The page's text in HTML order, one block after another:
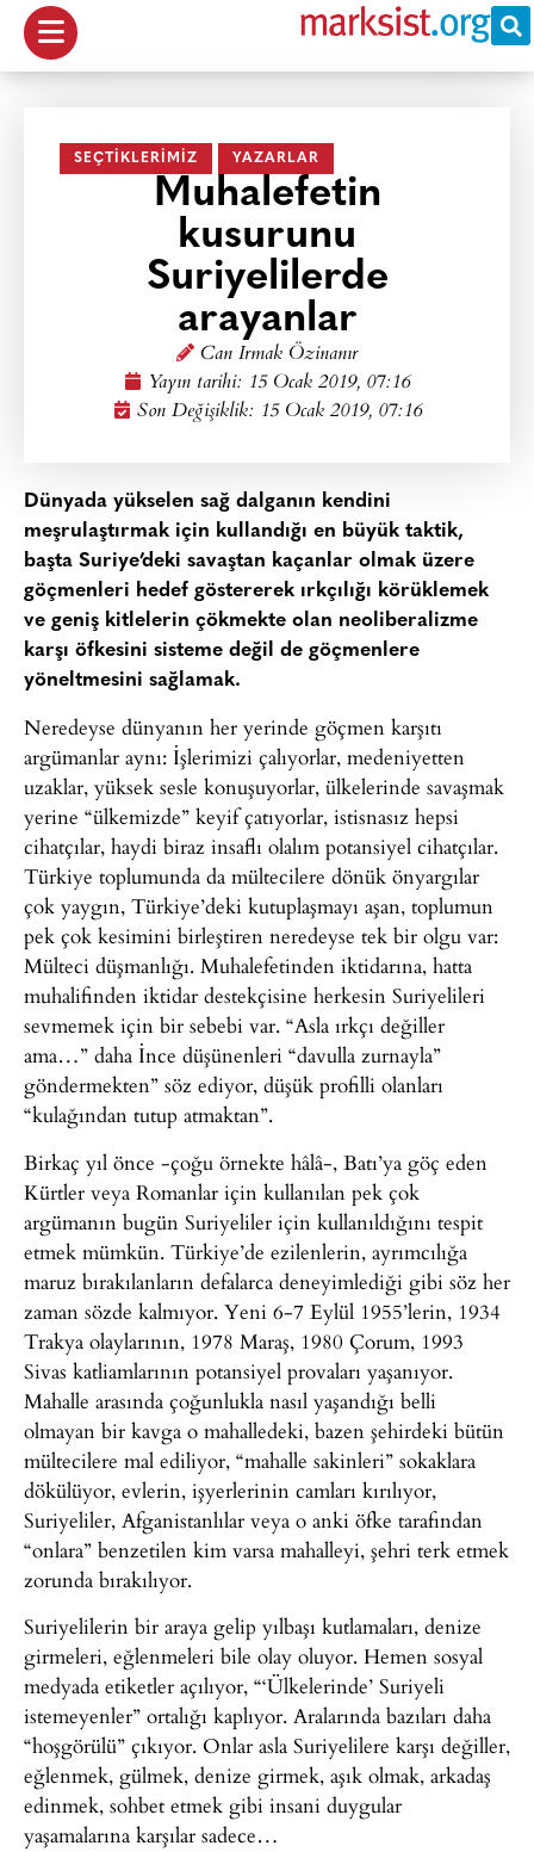
SEÇTIKLERIMIZ YAZARLAR
Muhalefetin
kusurunu
Suriyelilerde
arayanlar
Can Irmak Özinanır
Yayın tarihi: 15 Ocak 2019, 07:16
Son Değişiklik: 15 Ocak 2019, 07:16
Dünyada yükselen sağ dalganın kendini
meşrulaştırmak için kullandığı en büyük taktik,
başta Suriye’deki savaştan kaçanlar olmak üzere
göçmenleri hedef göstererek ırkçılığı körüklemek
ve geniş kitlelerin çökmekte olan neoliberalizme
karşı öfkesini sisteme değil de göçmenlere
yöneltmesini sağlamak.
Neredeyse dünyanın her yerinde göçmen karşıtı
argümanlar aynı: İşlerimizi çalıyorlar, medeniyetten
uzaklar, yüksek sesle konuşuyorlar, ülkelerinde savaşmak
yerine “ülkemizde” keyif çatıyorlar, istisnasız hepsi
cihatçılar, haydi biraz insaflı olalım potansiyel cihatçılar.
Türkiye toplumunda da mültecilere dönük önyargılar
çok yaygın, Türkiye’deki kutuplaşmayı aşan, toplumun
pek çok kesimini birleştiren neredeyse tek bir olgu var:
Mülteci düşmanlığı. Muhalefetinden iktidarına, hatta
muhalifinden iktidar destekçisine herkesin Suriyelileri
sevmemek için bir sebebi var. “Asla ırkçı değiller
ama…” daha İnce düşünenleri “davulla zurnayla”
göndermekten” söz ediyor, düşük profilli olanları
“kulağından tutup atmaktan”.
Birkaç yıl önce -çoğu örnekte hâlâ-, Batı’ya göç eden
Kürtler veya Romanlar için kullanılan pek çok
argümanın bugün Suriyeliler için kullanıldığını tespit
etmek mümkün. Türkiye’de ezilenlerin, ayrımcılığa
maruz bırakılanların defalarca deneyimlediği gibi söz her
zaman sözde kalmıyor. Yeni 6-7 Eylül 1955’lerin, 1934
Trakya olaylarının, 1978 Maraş, 1980 Çorum, 1993
Sivas katliamlarının potansiyel provaları yaşanıyor.
Mahalle arasında çoğunlukla nasıl yaşandığı belli
olmayan bir kavga o mahalledeki, bazen şehirdeki bütün
mültecilere mal ediliyor, “mahalle sakinleri” sokaklara
dökülüyor, evlerin, işyerlerinin camları kırılıyor,
Suriyeliler, Afganistanlılar veya o anki öfke tarafından
“onlara” benzetilen kim varsa mahalleyi, şehri terk etmek
zorunda bırakılıyor.
Suriyelilerin bir araya gelip yılbaşı kutlamaları, denize
girmeleri, eğlenmeleri bile olay oluyor. Hemen sosyal
medyada etiketler açılıyor, “‘Ülkelerinde’ Suriyeli
istemeyenler” ortalığı kaplıyor. Aralarında bazıları daha
“hoşgörülü” çıkıyor. Onlar asla Suriyelilere karşı değiller,
eğlenmek, gülmek, denize girmek, aşık olmak, arkadaş
edinmek, sohbet etmek gibi insani duygular
yaşamalarına karşılar sadece…